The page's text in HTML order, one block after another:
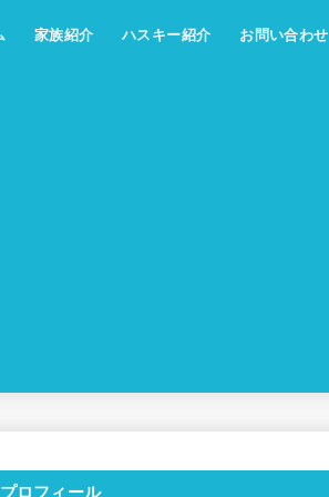
家族紹介 ハスキー紹介 お問い合わせ
プロフィール